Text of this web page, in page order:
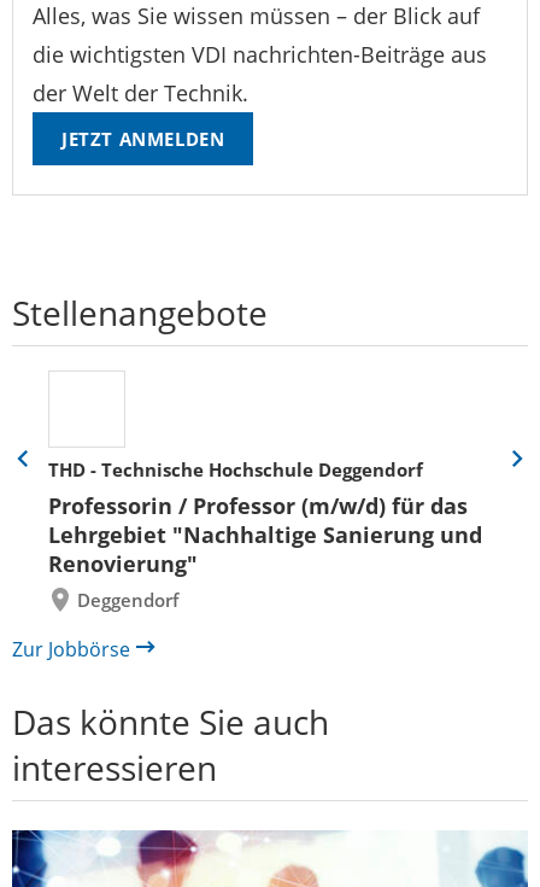
Alles, was Sie wissen müssen – der Blick auf
die wichtigsten VDI nachrichten-Beiträge aus
der Welt der Technik.
JETZT ANMELDEN
Stellenangebote
THD - Technische Hochschule Deggendorf
Professorin / Professor (m/w/d) für das
Lehrgebiet "Nachhaltige Sanierung und
Renovierung"
Deggendorf
Eine
zurück
Eine
Zur Jobbörse
Das könnte Sie auch
interessieren